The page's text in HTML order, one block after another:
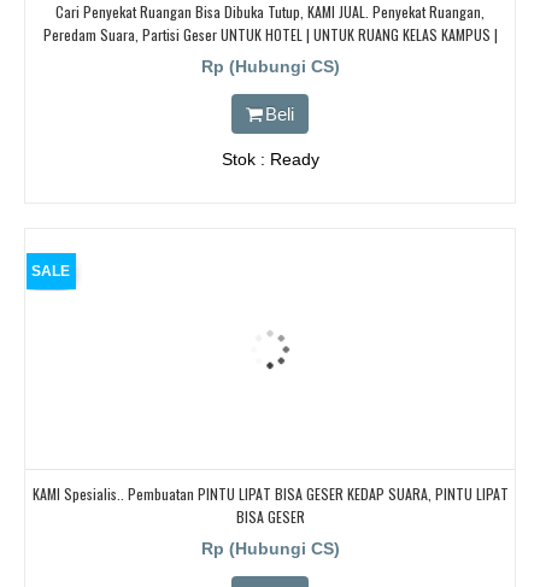
Cari Penyekat Ruangan Bisa Dibuka Tutup, KAMI JUAL. Penyekat Ruangan,
Peredam Suara, Partisi Geser UNTUK HOTEL | UNTUK RUANG KELAS KAMPUS |
KELAS SEKOLAH Di BANDUNG, JAKARTA, BEKASI, TANGERANG
Rp (Hubungi CS)
Beli
Stok : Ready
SALE
KAMI Spesialis.. Pembuatan PINTU LIPAT BISA GESER KEDAP SUARA, PINTU LIPAT
BISA GESER
Rp (Hubungi CS)